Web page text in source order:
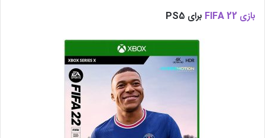
بازی FIFA 22
برای PS5